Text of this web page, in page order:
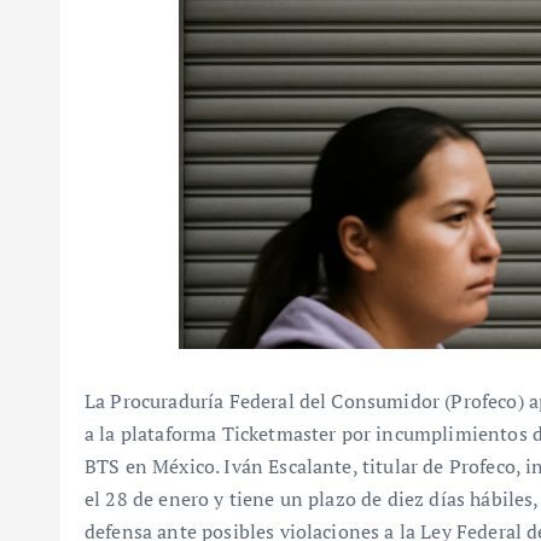
La Procuraduría Federal del Consumidor
a la plataforma Ticketmaster por incumplimientos
BTS en México. Iván Escalante, titular de Profeco,
el 28 de enero y tiene un plazo de diez días
defensa ante posibles violaciones a la Ley Federal